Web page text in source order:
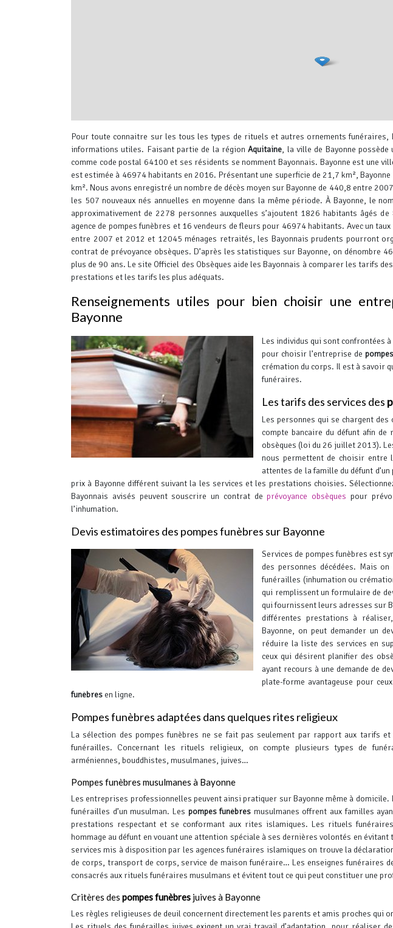
Pour toute connaitre sur les tous les types de rituels et autres ornements funéraires,
informations utiles. Faisant partie de la régionAquitaine, la ville de Bayonne
comme code postal 64100 et ses résidents se nomment Bayonnais. Bayonne est une
est estimée à 46974 habitants en 2016. Présentant une superficie de 21,7 km²,
km². Nous avons enregistré un nombre de décès moyen sur Bayonne de 440,8 entre
les 507 nouveaux nés annuelles en moyenne dans la même période. À Bayonne, le
approximativement de 2278 personnes auxquelles s’ajoutent 1826 habitants âgés
agence de pompes funèbres et 16 vendeurs de fleurs pour 46974 habitants. Avec un
entre 2007 et 2012 et 12045 ménages retraités, les Bayonnais prudents pourront
contrat de prévoyance obsèques. D’après les statistiques sur Bayonne, on dénombre
plus de 90 ans. Le site Officiel des Obsèques aide les Bayonnais à comparer les tarifs
prestations et les tarifs les plus adéquats.
Renseignements utiles pour bien choisir une
Bayonne
Les individus qui sont confrontées
pour choisir l’entreprise de
crémation du corps. Il est à savoir
funéraires.
Les tarifs des services des
Les personnes qui se chargent
compte bancaire du défunt afin
obsèques (loi du 26 juillet 2013).
nous permettent de choisir entre
attentes de la famille du défunt
prix à Bayonne différent suivant la les services et les prestations choisies.
Bayonnais avisés peuvent souscrire un contrat deprévoyance obsèques pour
l’inhumation.
Devis estimatoires des pompes funèbres sur Bayonne
Services de pompes funèbres est
des personnes décédées. Mais
funérailles (inhumation ou
qui remplissent un formulaire de
qui fournissent leurs adresses sur
différentes prestations à
Bayonne, on peut demander un
réduire la liste des services en
ceux qui désirent planifier des
ayant recours à une demande de
plate-forme avantageuse pour
funèbres en ligne.
Pompes funèbres adaptées dans quelques rites religieux
La sélection des pompes funèbres ne se fait pas seulement par rapport aux tarifs
funérailles. Concernant les rituels religieux, on compte plusieurs types de
arméniennes, bouddhistes, musulmanes, juives…
Pompes funèbres musulmanes à Bayonne
Les entreprises professionnelles peuvent ainsi pratiquer sur Bayonne même à
funérailles d’un musulman. Les pompes funèbres musulmanes offrent aux familles
prestations respectant et se conformant aux rites islamiques. Les rituels
hommage au défunt en vouant une attention spéciale à ses dernières volontés en
services mis à disposition par les agences funéraires islamiques on trouve la
de corps, transport de corps, service de maison funéraire… Les enseignes funéraires
consacrés aux rituels funéraires musulmans et évitent tout ce qui peut constituer une
Critères des pompes funèbres juives à Bayonne
Les règles religieuses de deuil concernent directement les parents et amis proches qui